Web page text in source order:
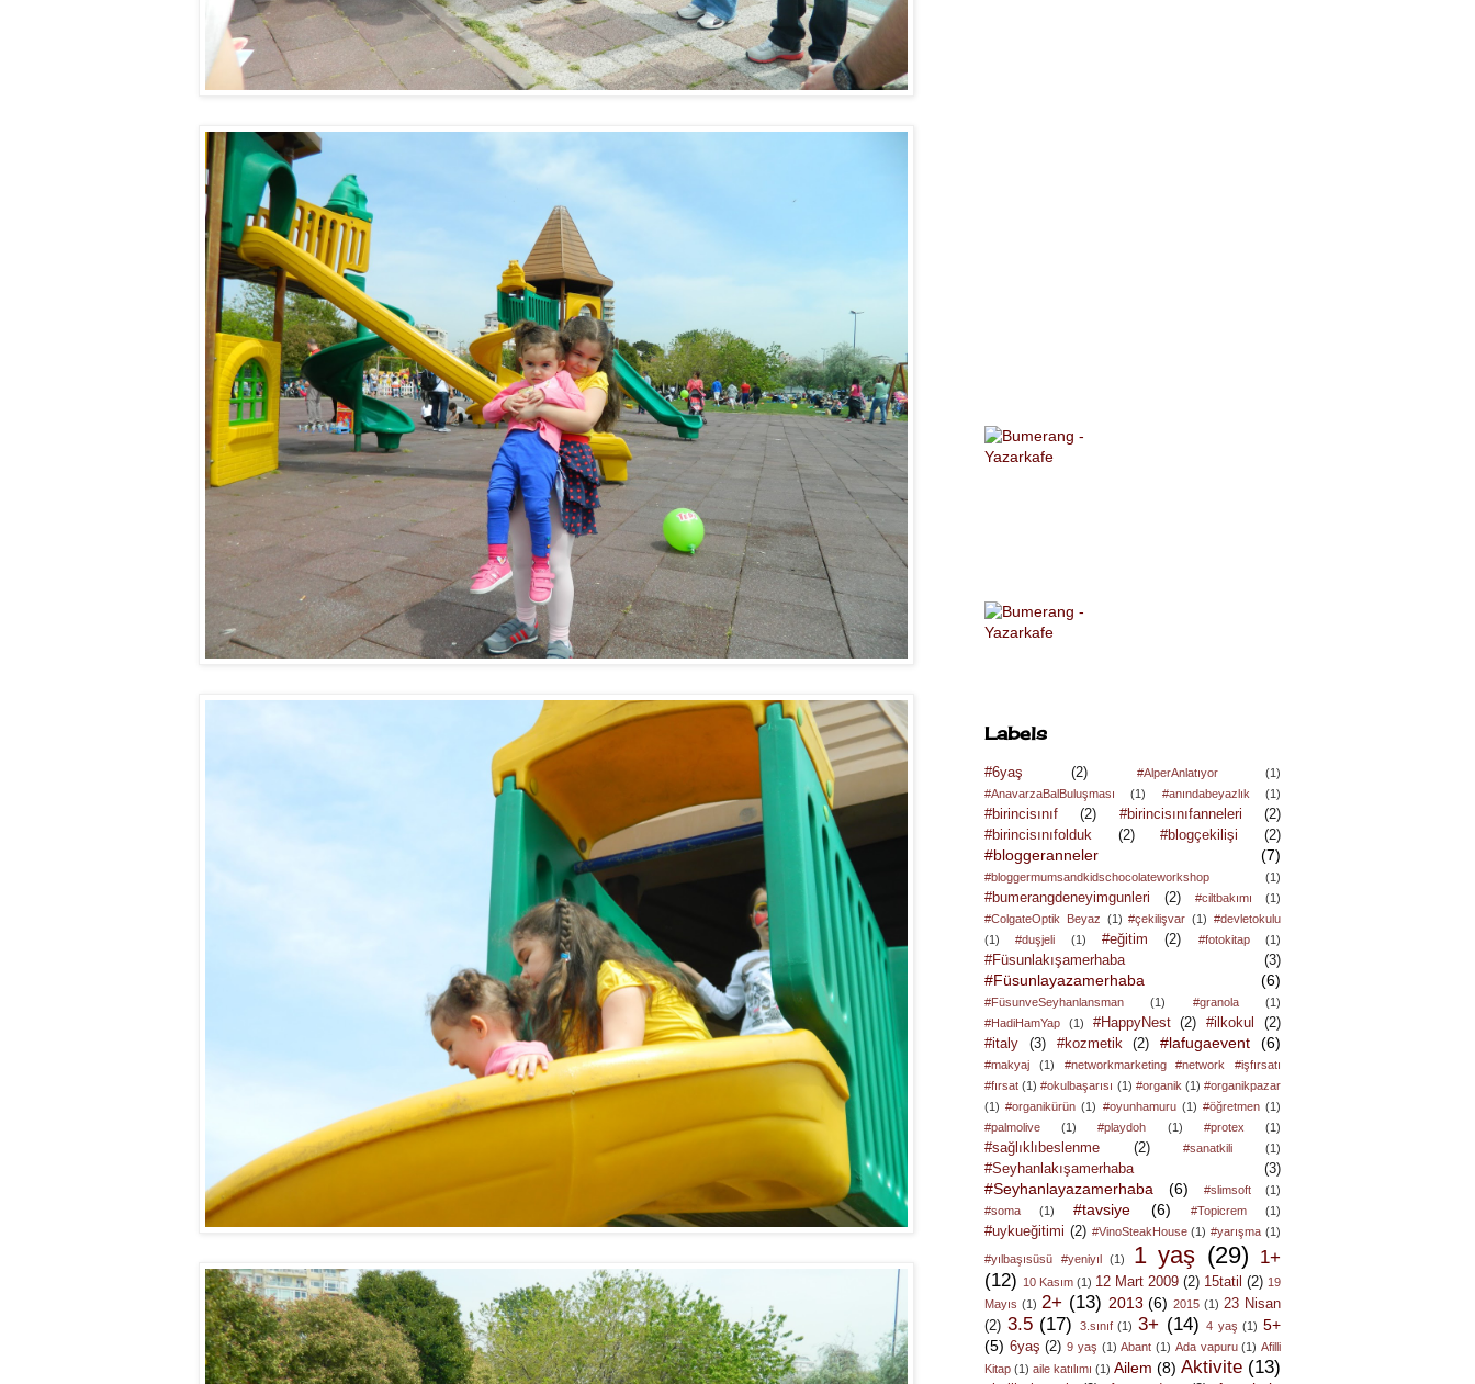
Labels
#6yaş (2) #AlperAnlatıyor
(1)
#AnavarzaBalBuluşması
(1) #anındabeyazlık (1)
#birincisınıf (2) #birincisınıfanneleri
(2)
#birincisınıfolduk
(2) #blogçekilişi (2)
#bloggeranneler (7)
#bloggermumsandkidschocolateworkshop (1)
#bumerangdeneyimgunleri (2) #ciltbakımı
(1)
#ColgateOptik Beyaz (1) #çekilişvar (1) #devletokulu
(1)
#duşjeli (1) #eğitim (2) #fotokitap (1)
#Füsunlakışamerhaba (3)
#Füsunlayazamerhaba (6)
#FüsunveSeyhanlansman (1) #granola
(1)
#HadiHamYap
(1) #HappyNest (2) #ilkokul
(2)
#italy
(3) #kozmetik (2) #lafugaevent (6)
#makyaj (1)
#networkmarketing #network #işfırsatı
#fırsat (1) #okulbaşarısı (1) #organik (1) #organikpazar
(1) #organikürün (1) #oyunhamuru (1) #öğretmen (1)
#palmolive
(1) #playdoh (1) #protex (1)
#sağlıklıbeslenme (2) #sanatkili (1)
#Seyhanlakışamerhaba (3)
#Seyhanlayazamerhaba (6) #slimsoft
(1)
#soma
(1) #tavsiye (6) #Topicrem (1)
#uykueğitimi (2) #VinoSteakHouse (1) #yarışma (1)
#yılbaşısüsü #yeniyıl (1) 1 yaş (29)
1+
(12) 10 Kasım (1) 12 Mart 2009 (2) 15tatil (2) 19
Mayıs (1) 2+ (13) 2013 (6) 2015 (1) 23 Nisan
(2) 3.5 (17) 3.sınıf (1) 3+ (14) 4 yaş (1) 5+
(5) 6yaş (2) 9 yaş (1) Abant (1) Ada vapuru (1) Afilli
Kitap (1) aile katılımı (1) Ailem (8) Aktivite (13)